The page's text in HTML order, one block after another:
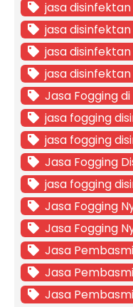
jasa
jasa
jasa
jasa
Jasa Fogging
jasa fogging
jasa fogging
Jasa Fogging
jasa fogging
Jasa Fogging
Jasa Fogging
Jasa
Jasa
Jasa